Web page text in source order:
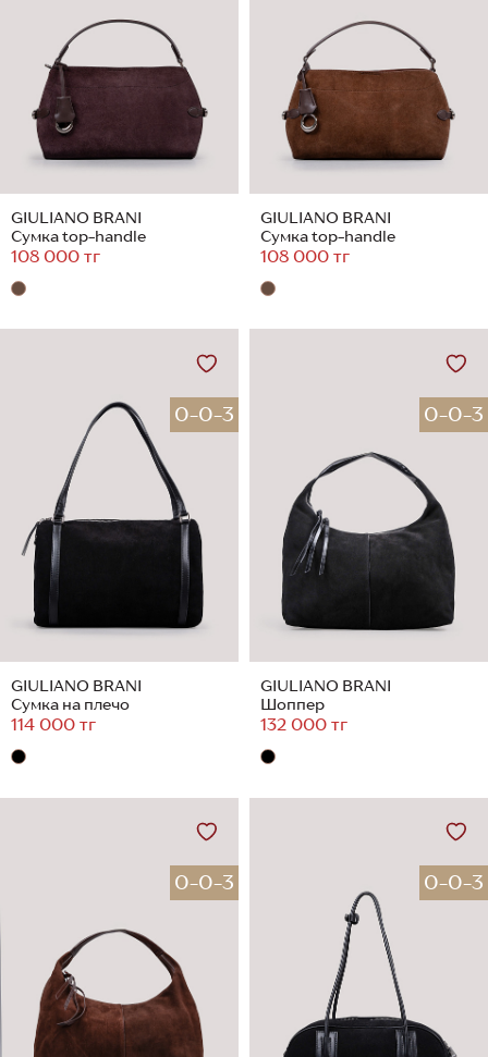
GIULIANO BRANI
Сумка top-handle
108 000 тг
GIULIANO BRANI
Сумка top-handle
108 000 тг
0-0-3
GIULIANO BRANI
Сумка на плечо
114 000 тг
0-0-3
GIULIANO BRANI
Шоппер
132 000 тг
0-0-3 0-0-3